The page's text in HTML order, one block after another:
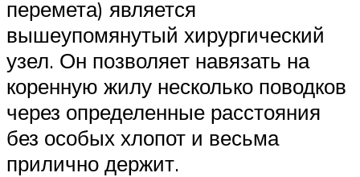
перемета) является
вышеупомянутый хирургический
узел. Он позволяет навязать на
коренную жилу несколько поводков
через определенные расстояния
без особых хлопот и весьма
прилично держит.